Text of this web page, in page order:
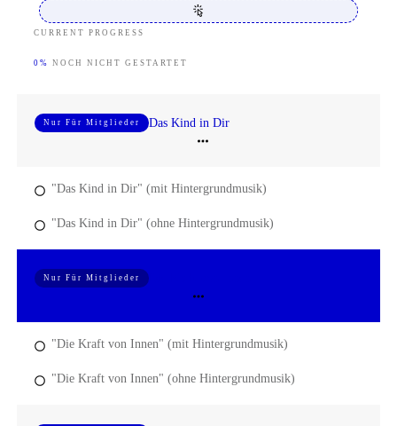
CURRENT PROGRESS
0% NOCH NICHT GESTARTET
Nur Für Mitglieder Das Kind in Dir
"Das Kind in Dir" (mit Hintergrundmusik)
"Das Kind in Dir" (ohne Hintergrundmusik)
Nur Für Mitglieder
"Die Kraft von Innen" (mit Hintergrundmusik)
"Die Kraft von Innen" (ohne Hintergrundmusik)